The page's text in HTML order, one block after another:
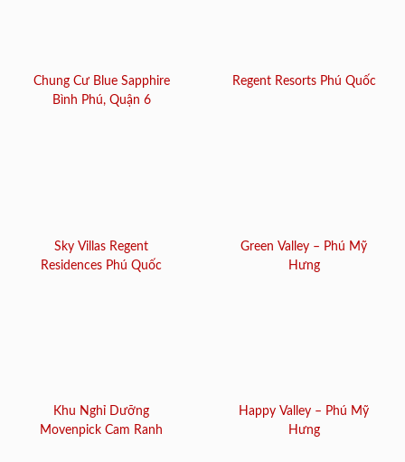
Chung Cư Blue Sapphire
Bình Phú, Quận 6
Regent Resorts Phú Quốc
Sky Villas Regent
Residences Phú Quốc
Green Valley – Phú Mỹ
Hưng
Khu Nghỉ Dưỡng
Movenpick Cam Ranh
Happy Valley – Phú Mỹ
Hưng